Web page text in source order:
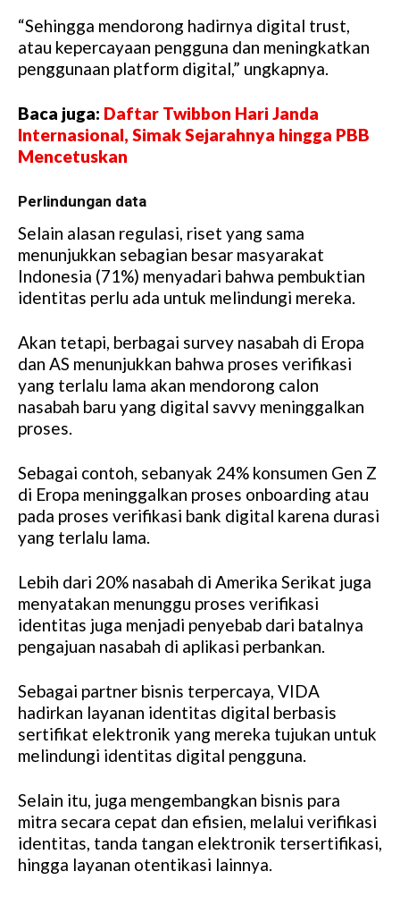
“Sehingga mendorong hadirnya digital trust,
atau kepercayaan pengguna dan meningkatkan
penggunaan platform digital,” ungkapnya.
Baca juga: Daftar Twibbon Hari Janda
Internasional, Simak Sejarahnya hingga PBB
Mencetuskan
Perlindungan data
Selain alasan regulasi, riset yang sama
menunjukkan sebagian besar masyarakat
Indonesia (71%) menyadari bahwa pembuktian
identitas perlu ada untuk melindungi mereka.
Akan tetapi, berbagai survey nasabah di Eropa
dan AS menunjukkan bahwa proses verifikasi
yang terlalu lama akan mendorong calon
nasabah baru yang digital savvy meninggalkan
proses.
Sebagai contoh, sebanyak 24% konsumen Gen Z
di Eropa meninggalkan proses onboarding atau
pada proses verifikasi bank digital karena durasi
yang terlalu lama.
Lebih dari 20% nasabah di Amerika Serikat juga
menyatakan menunggu proses verifikasi
identitas juga menjadi penyebab dari batalnya
pengajuan nasabah di aplikasi perbankan.
Sebagai partner bisnis terpercaya, VIDA
hadirkan layanan identitas digital berbasis
sertifikat elektronik yang mereka tujukan untuk
melindungi identitas digital pengguna.
Selain itu, juga mengembangkan bisnis para
mitra secara cepat dan efisien, melalui verifikasi
identitas, tanda tangan elektronik tersertifikasi,
hingga layanan otentikasi lainnya.